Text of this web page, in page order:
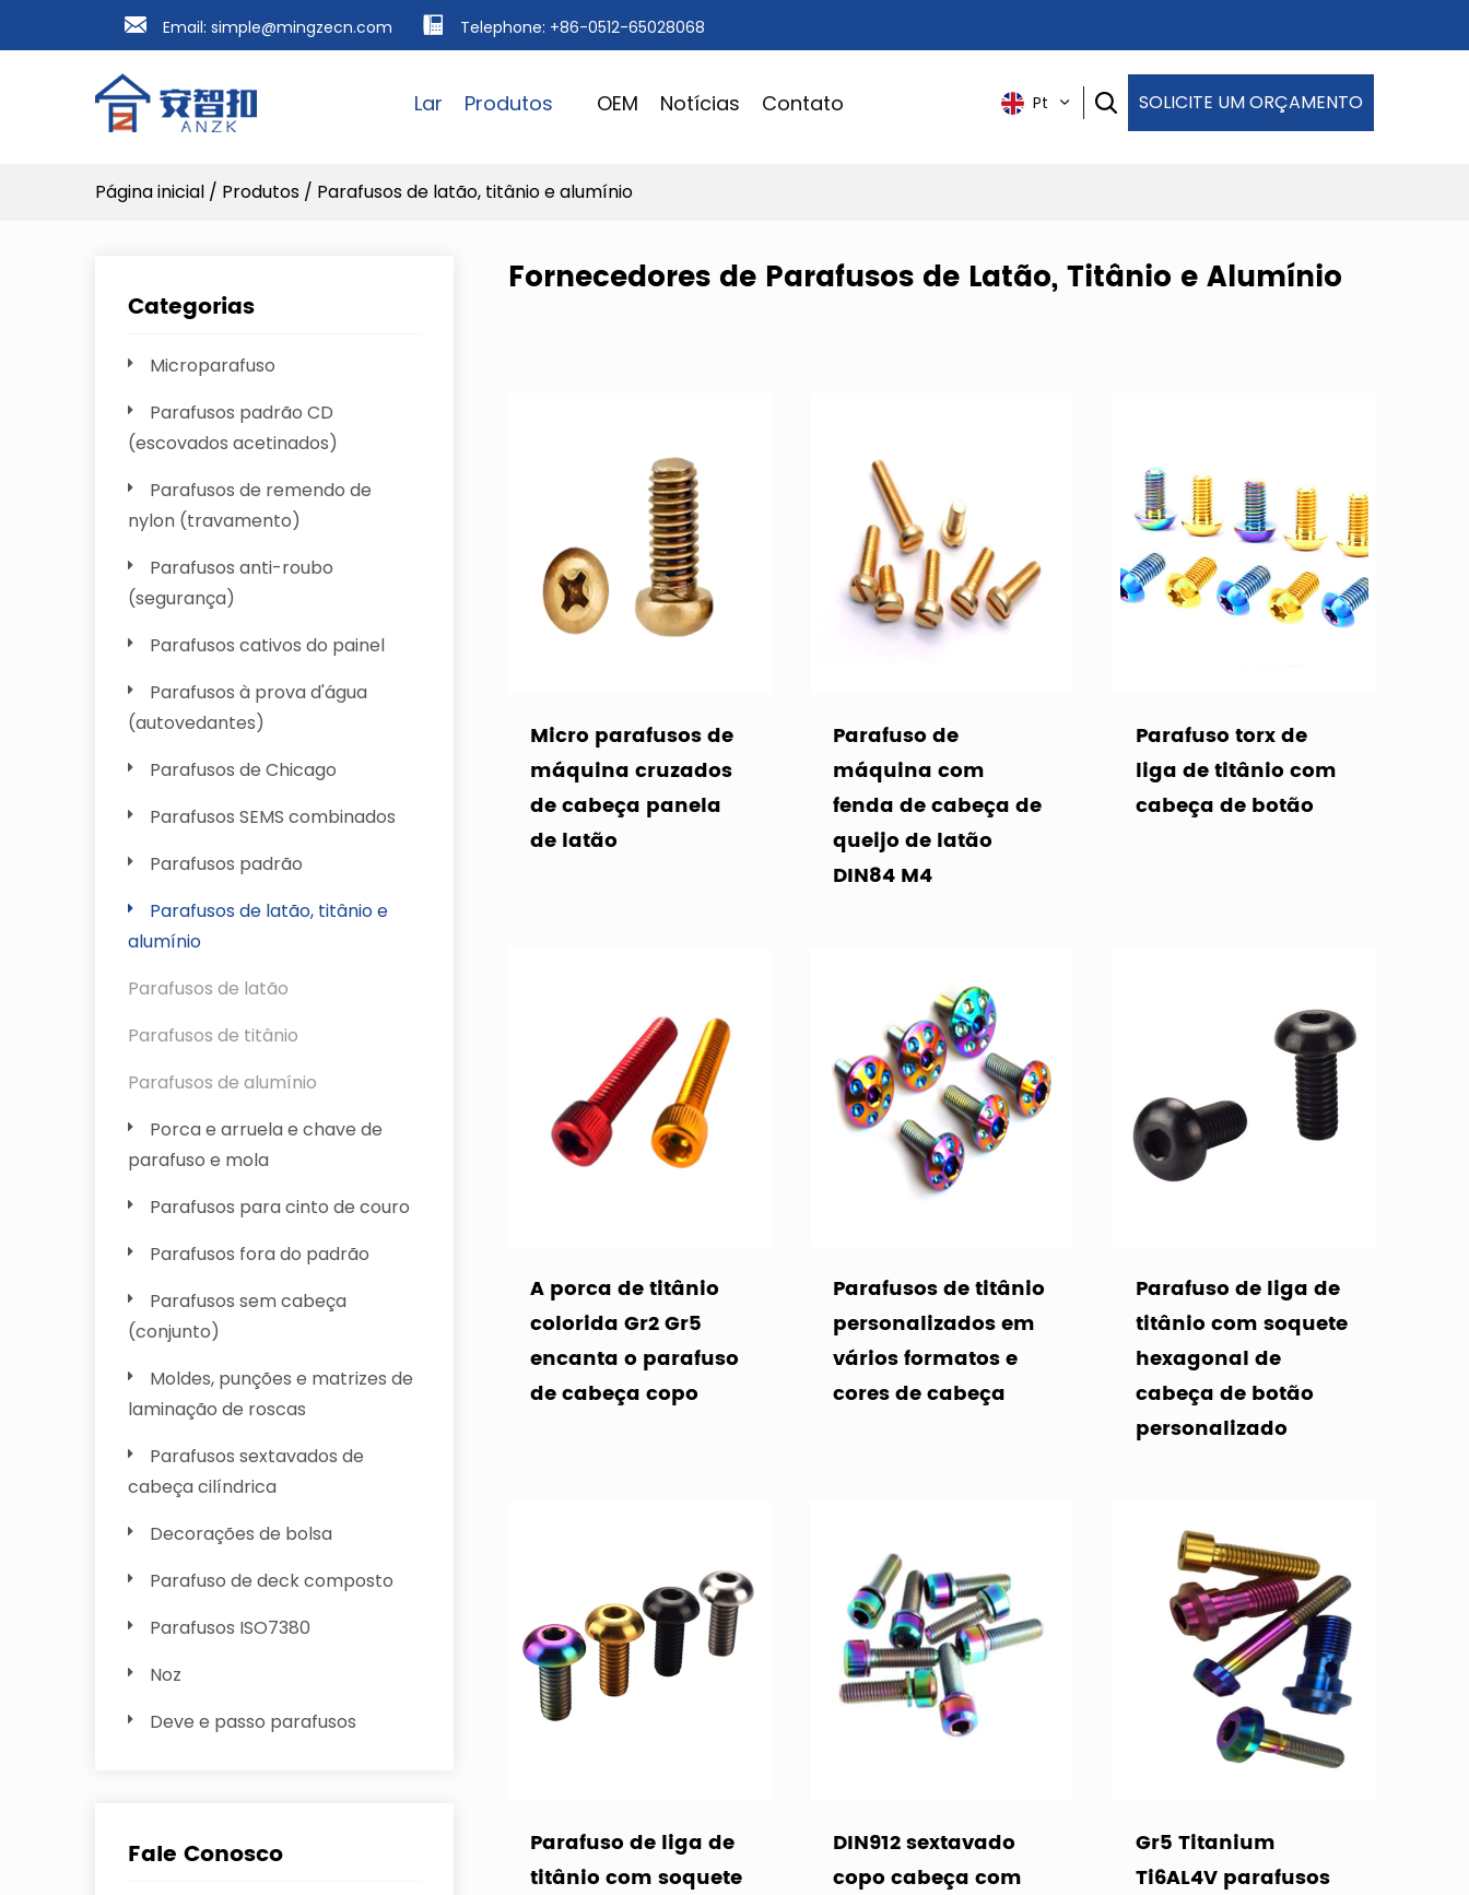
Email: simple@mingzecn.com Telephone: +86-0512-65028068
Lar Produtos OEM Notícias Contato Pt SOLICITE UM ORÇAMENTO
Página inicial / Produtos / Parafusos de latão, titânio e alumínio
Categorias
Microparafuso
Parafusos padrão CD
(escovados acetinados)
Parafusos de remendo de
nylon (travamento)
Parafusos anti-roubo
(segurança)
Parafusos cativos do painel
Parafusos à prova d'água
(autovedantes)
Parafusos de Chicago
Parafusos SEMS combinados
Parafusos padrão
Parafusos de latão, titânio e
alumínio
Parafusos de latão
Parafusos de titânio
Parafusos de alumínio
Porca e arruela e chave de
parafuso e mola
Parafusos para cinto de couro
Parafusos fora do padrão
Parafusos sem cabeça
(conjunto)
Moldes, punções e matrizes de
laminação de roscas
Parafusos sextavados de
cabeça cilíndrica
Decorações de bolsa
Parafuso de deck composto
Parafusos ISO7380
Noz
Deve e passo parafusos
Fale Conosco
Fornecedores de Parafusos de Latão, Titânio e Alumínio
Micro parafusos de
máquina cruzados
de cabeça panela
de latão
Parafuso de
máquina com
fenda de cabeça de
queijo de latão
DIN84 M4
Parafuso torx de
liga de titânio com
cabeça de botão
A porca de titânio
colorida Gr2 Gr5
encanta o parafuso
de cabeça copo
Parafusos de titânio
personalizados em
vários formatos e
cores de cabeça
Parafuso de liga de
titânio com soquete
hexagonal de
cabeça de botão
personalizado
Parafuso de liga de
titânio com soquete
DIN912 sextavado
copo cabeça com
Gr5 Titanium
Ti6AL4V parafusos